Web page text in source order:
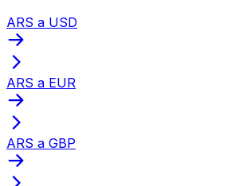
ARS a USD
ARS a EUR
ARS a GBP